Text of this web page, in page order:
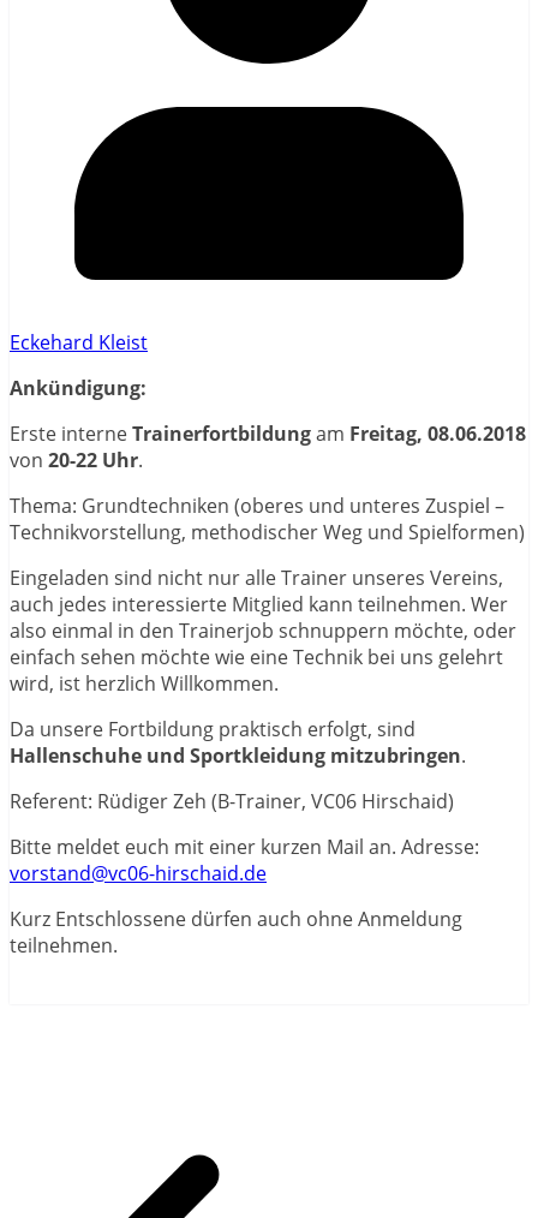
Eckehard Kleist
Ankündigung:
Erste interneTrainerfortbildungam Freitag, 08.06.2018
von 20-22 Uhr.
Thema: Grundtechniken (oberes und unteres Zuspiel –
Technikvorstellung, methodischer Weg und Spielformen)
Eingeladen sind nicht nur alle Trainer unseres Vereins,
auch jedes interessierte Mitglied kann teilnehmen. Wer
also einmal in den Trainerjob schnuppern möchte, oder
einfach sehen möchte wie eine Technik bei uns gelehrt
wird, ist herzlich Willkommen.
Da unsere Fortbildung praktisch erfolgt, sind
Hallenschuhe und Sportkleidung mitzubringen.
Referent: Rüdiger Zeh (B-Trainer, VC06 Hirschaid)
Bitte meldet euch mit einer kurzen Mail an. Adresse:
vorstand@vc06-hirschaid.de
Kurz Entschlossene dürfen auch ohne Anmeldung
teilnehmen.